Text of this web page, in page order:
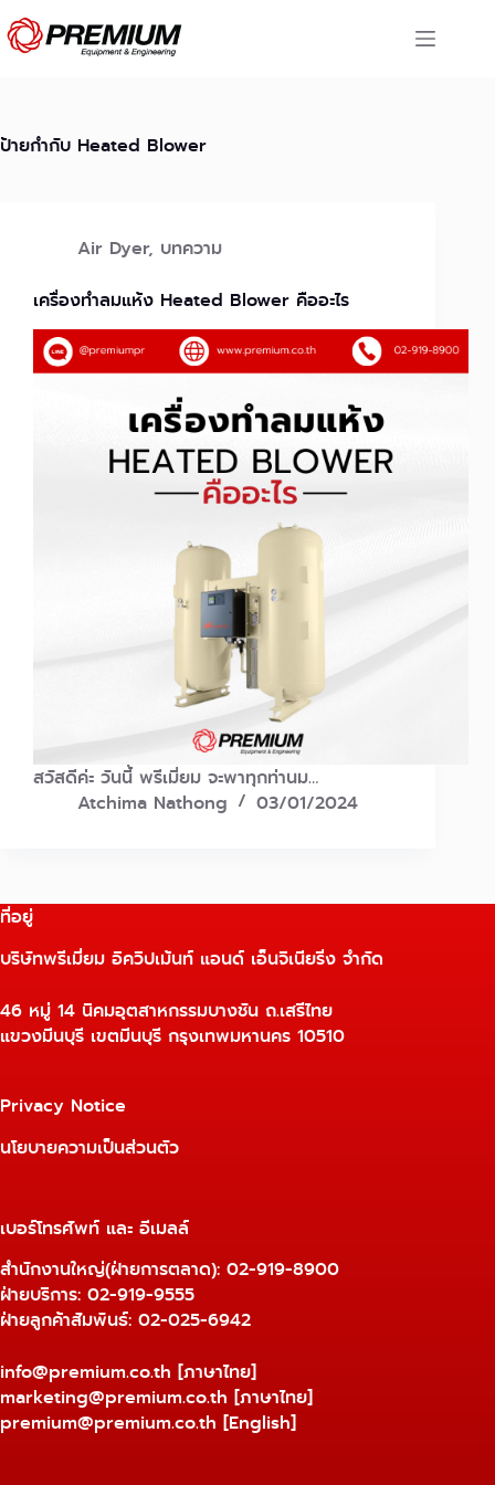
Skip
to
content
ป้ายกำกับ Heated Blower
Air Dyer, บทความ
เครื่องทำลมแห้ง Heated Blower คืออะไร
สวัสดีค่ะ วันนี้ พรีเมี่ยม จะพาทุกท่านม…
Atchima Nathong
03/01/2024
ที่อยู่
บริษัทพรีเมี่ยม อิควิปเม้นท์ แอนด์ เอ็นจิเนียริ่ง จำกัด
46 หมู่ 14 นิคมอุตสาหกรรมบางชัน ถ.เสรีไทย
แขวงมีนบุรี เขตมีนบุรี กรุงเทพมหานคร 10510
Privacy Notice
นโยบายความเป็นส่วนตัว
เบอร์โทรศัพท์ และ อีเมลล์
สำนักงานใหญ่(ฝ่ายการตลาด): 02-919-8900
ฝ่ายบริการ: 02-919-9555
ฝ่ายลูกค้าสัมพันธ์: 02-025-6942
info@premium.co.th [ภาษาไทย]
marketing@premium.co.th [ภาษาไทย]
premium@premium.co.th [English]